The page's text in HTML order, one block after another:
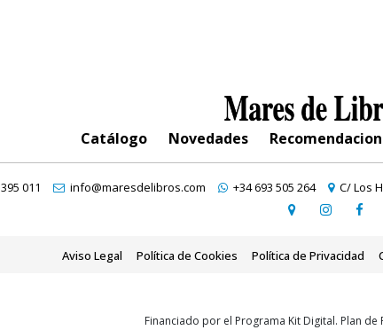
Catálogo Novedades
011 info@maresdelibros.com +34 693 505 264 C/ Los
Aviso Legal Política de Cookies Política de Privacidad
Financiado por el Programa Kit Digital. Plan